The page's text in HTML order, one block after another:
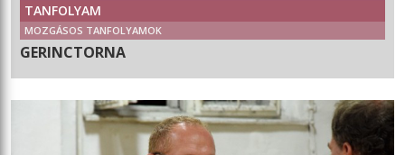
TANFOLYAM
MOZGÁSOS TANFOLYAMOK
GERINCTORNA